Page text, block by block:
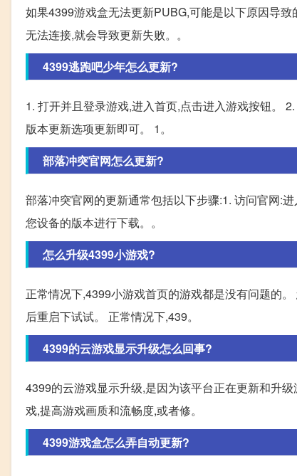
如果4399游戏盒无法更新PUBG,可能是以下原因导
无法连接,就会导致更新失败。。
4399逃跑吧少年怎么更新?
1. 打开并且登录游戏,进入首页,点击进入游戏按钮。
版本更新选项更新即可。 1。
部落冲突官网怎么更新?
部落冲突官网的更新通常包括以下步骤:1. 访问官网:
您设备的版本进行下载。。
怎么升级4399小游戏?
正常情况下,4399小游戏首页的游戏都是没有问题的
后重启下试试。 正常情况下,439。
4399的云游戏显示升级怎么回事?
4399的云游戏显示升级,是因为该平台正在更新和升
戏,提高游戏画质和流畅度,或者修。
4399游戏盒怎么弄自动更新?